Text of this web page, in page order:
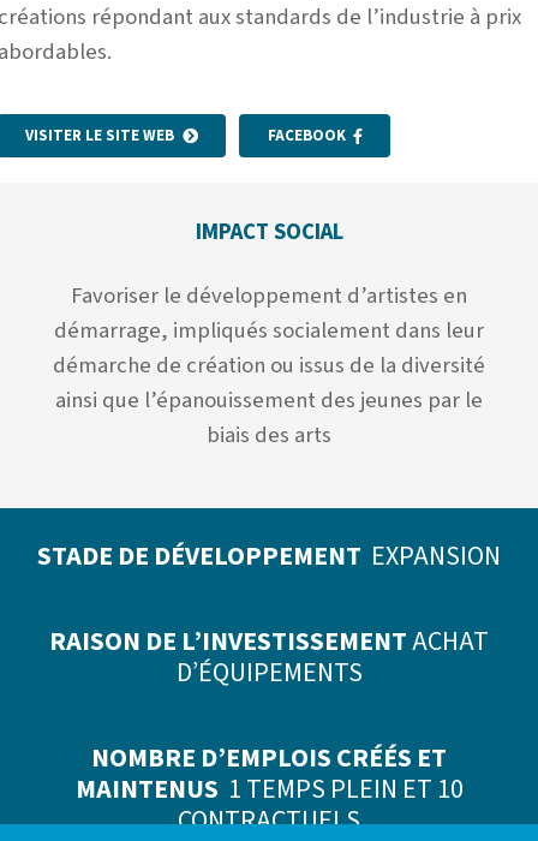
répondant aux standards de l’industrie à prix
VISITER LE SITE WEB FACEBOOK
IMPACT SOCIAL
Favoriser le développement d’artistes en
démarrage, impliqués socialement dans leur
démarche de création ou issus de la diversité
ainsi que l’épanouissement des jeunes par le
biais des arts
STADE DE DÉVELOPPEMENT EXPANSION
RAISON DE L’INVESTISSEMENTACHAT
D’ÉQUIPEMENTS
NOMBRE D’EMPLOIS CRÉÉS ET
MAINTENUS 1 TEMPS PLEIN ET 10
CONTRACTUELS